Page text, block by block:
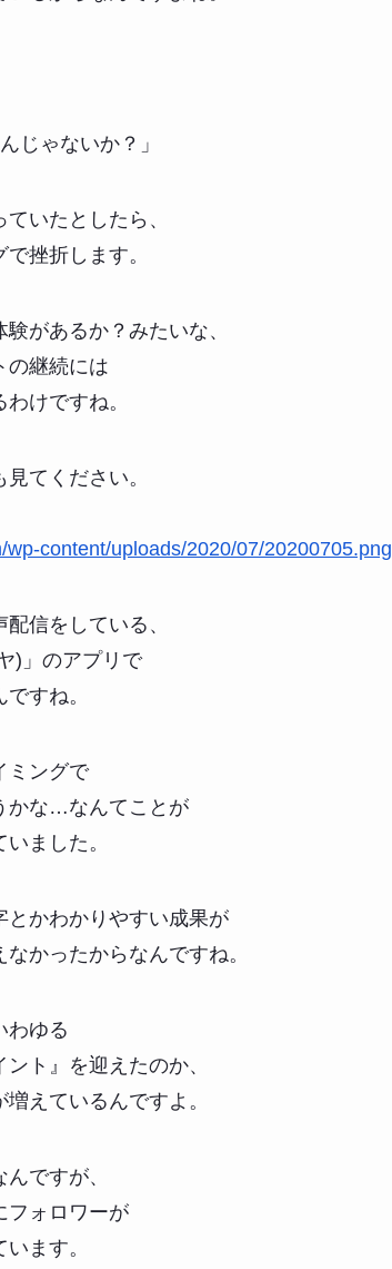
じゃないか？」
いたとしたら、
挫折します。
があるか？みたいな、
の継続には
けですね。
てください。
wp-content/uploads/2020/07/20200705.png
信をしている、
)」のアプリで
すね。
ミングで
かな…なんてことが
ました。
とかわかりやすい成果が
かったからなんですね。
わゆる
ント』を迎えたのか、
えているんですよ。
ですが、
フォロワーが
ます。